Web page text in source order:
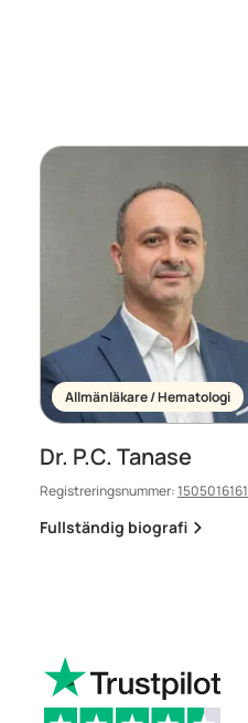
Allmänläkare / Hematologi
Dr. P.C. Tanase
Registreringsnummer:1505016161
Fullständig biografi